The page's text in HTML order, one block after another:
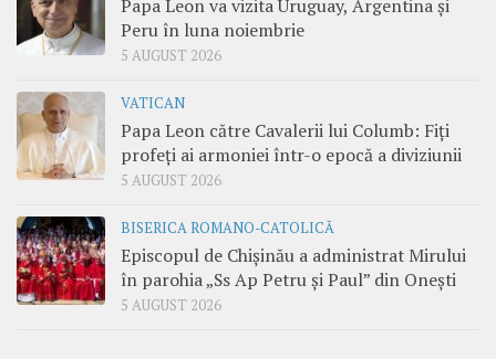
Papa Leon va vizita Uruguay, Argentina și
Peru în luna noiembrie
5 AUGUST 2026
VATICAN
Papa Leon către Cavalerii lui Columb: Fiți
profeți ai armoniei într-o epocă a diviziunii
5 AUGUST 2026
BISERICA ROMANO-CATOLICĂ
Episcopul de Chișinău a administrat Mirului
în parohia „Ss Ap Petru și Paul” din Onești
5 AUGUST 2026